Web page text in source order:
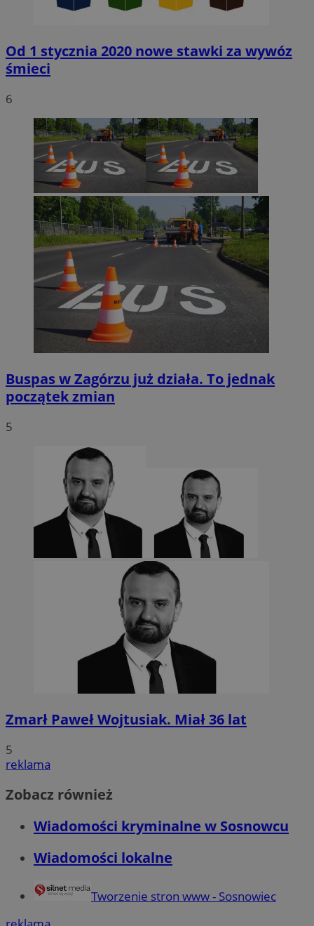
Od 1 stycznia 2020 nowe stawki za wywóz
śmieci
6
Buspas w Zagórzu już działa. To jednak
początek zmian
5
Zmarł Paweł Wojtusiak. Miał 36 lat
5
reklama
Zobacz również
Wiadomości kryminalne w Sosnowcu
Wiadomości lokalne
Tworzenie stron www - Sosnowiec